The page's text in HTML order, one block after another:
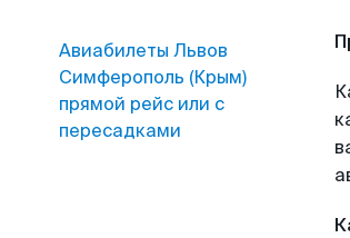
Авиабилеты Львов
Симферополь (Крым)
прямой рейс или с
пересадками